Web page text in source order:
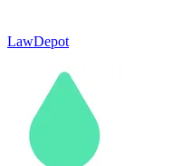
LawDepot